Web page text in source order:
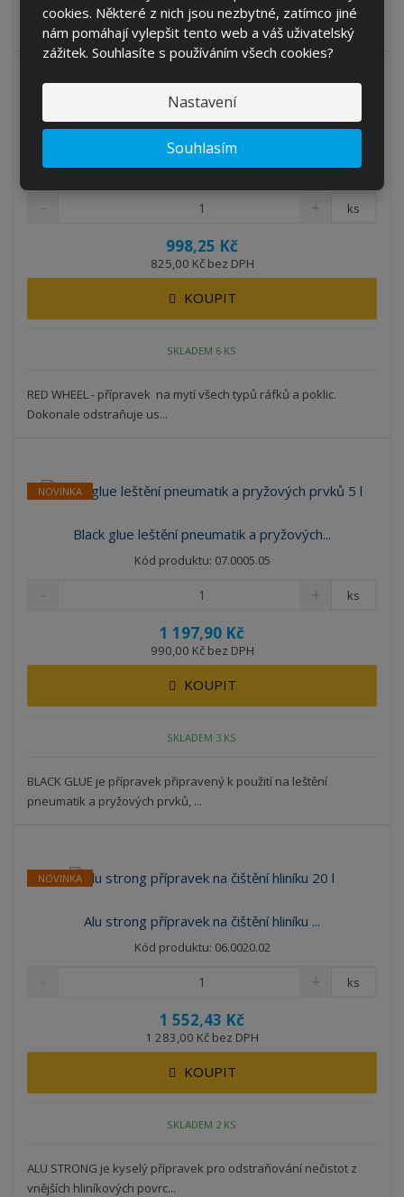
cookies. Některé z nich jsou nezbytné, zatímco jiné
nám pomáhají vylepšit tento web a váš uživatelský
zážitek. Souhlasíte s používáním všech cookies?
Nastavení
Souhlasím
TRUCK ALU INTENSIVE ekologický kyselý přípravek pro
odstraňování nečistot z vnějších ...
Red wheel přípravek na mytí ráfků a pokl...
Kód produktu: 07.0005.01
998,25 Kč
825,00 Kč bez DPH
ks
KOUPIT
SKLADEM 6 KS
RED WHEEL - přípravek na mytí všech typů ráfků a poklic.
Dokonale odstraňuje us...
NOVINKA
Black glue leštění pneumatik a pryžových...
Kód produktu: 07.0005.05
1 197,90 Kč
990,00 Kč bez DPH
ks
KOUPIT
SKLADEM 3 KS
BLACK GLUE je přípravek připravený k použití na leštění
pneumatik a pryžových prvků, ...
NOVINKA
Alu strong přípravek na čištění hliníku ...
Kód produktu: 06.0020.02
1 552,43 Kč
1 283,00 Kč bez DPH
ks
KOUPIT
SKLADEM 2 KS
ALU STRONG je kyselý přípravek pro odstraňování nečistot z
vnějších hliníkových povrc...